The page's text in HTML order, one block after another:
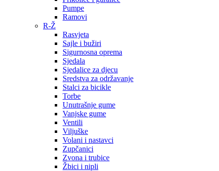
Pumpe
Ramovi
R-Ž
Rasvjeta
Sajle i bužiri
Sigurnosna oprema
Sjedala
Sjedalice za djecu
Sredstva za održavanje
Stalci za bicikle
Torbe
Unutrašnje gume
Vanjske gume
Ventili
Viljuške
Volani i nastavci
Zupčanici
Zvona i trubice
Žbici i nipli